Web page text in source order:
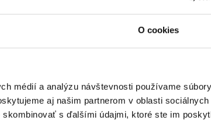
O cookies
médií a analýzu návštevnosti používame
aj našim partnerom v oblasti sociálnych
s ďalšími údajmi, ktoré ste im
-
dievčaťa, poukazujúci